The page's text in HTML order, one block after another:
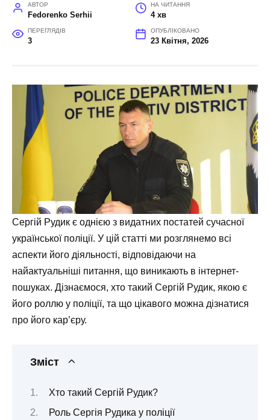
АВТОР
Fedorenko Serhii
НА ЧИТАННЯ
4 хв
ПЕРЕГЛЯДІВ
3
ОПУБЛІКОВАНО
23 Квітня, 2026
Сергій Рудик є однією з видатних постатей сучасної
української поліції. У цій статті ми розглянемо всі
аспекти його діяльності, відповідаючи на
найактуальніші питання, що виникають в інтернет-
пошуках. Дізнаємося, хто такий Сергій Рудик, якою є
його роллю у поліції, та що цікавого можна дізнатися
про його кар’єру.
Зміст
Хто такий Сергій Рудик?
Роль Сергія Рудика у поліції